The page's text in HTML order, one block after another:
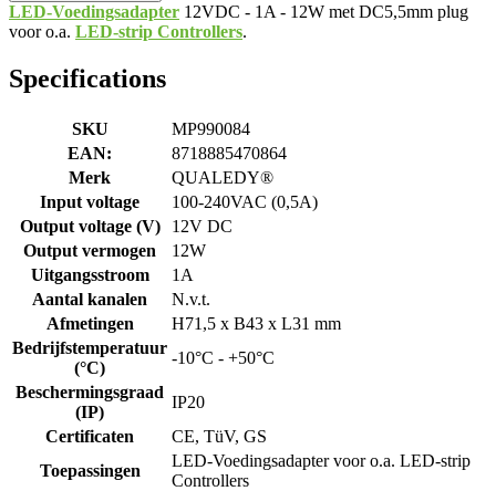
LED-Voedingsadapter 12VDC - 1A - 12W met DC5,5mm plug
voor o.a. LED-strip Controllers.
Specifications
SKU
MP990084
EAN:
8718885470864
Merk
QUALEDY®
Input voltage
100-240VAC (0,5A)
Output voltage (V)
12V DC
Output vermogen
12W
Uitgangsstroom
1A
Aantal kanalen
N.v.t.
Afmetingen
H71,5 x B43 x L31 mm
Bedrijfstemperatuur
(°C)
-10°C - +50°C
Beschermingsgraad
(IP)
IP20
Certificaten
CE, TüV, GS
Toepassingen
LED-Voedingsadapter voor o.a. LED-strip
Controllers